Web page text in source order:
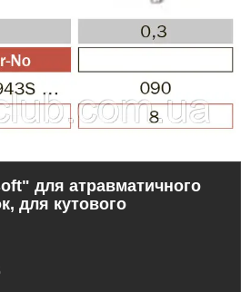
для атравматичного
для кутового